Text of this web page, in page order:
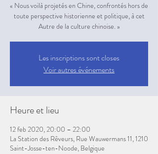
« Nous voilà projetés en Chine, confrontés hors de
toute perspective historienne et politique, à cet
Autre de la culture chinoise. »
Les inscriptions sont closes
Voir autres événements
Heure et lieu
12 feb 2020, 20:00 – 22:00
La Station des Rêveurs, Rue Wauwermans 11, 1210
Saint-Josse-ten-Noode, Belgique